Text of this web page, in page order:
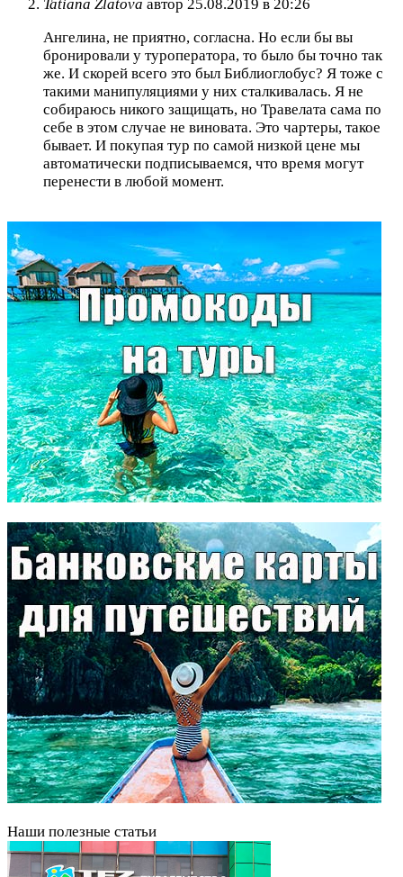
Tatiana Zlatova автор 25.08.2019 в 20:26
Ангелина, не приятно, согласна. Но если бы вы
бронировали у туроператора, то было бы точно так
же. И скорей всего это был Библиоглобус? Я тоже с
такими манипуляциями у них сталкивалась. Я не
собираюсь никого защищать, но Травелата сама по
себе в этом случае не виновата. Это чартеры, такое
бывает. И покупая тур по самой низкой цене мы
автоматически подписываемся, что время могут
перенести в любой момент.
Наши полезные статьи